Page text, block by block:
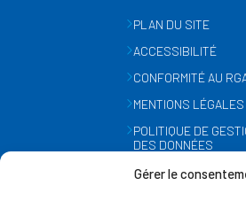
Gérer le
PLAN DU SITE
ACCESSIBILITÉ
CONFORMITÉ AU
MENTIONS LÉGALES
POLITIQUE DE
DES DONNÉES